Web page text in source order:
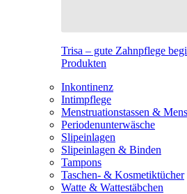
Trisa – gute Zahnpflege
Produkten
Inkontinenz
Intimpflege
Menstruationstassen &
Periodenunterwäsche
Slipeinlagen
Slipeinlagen & Binden
Tampons
Taschen- & Kosmetiktücher
Watte & Wattestäbchen